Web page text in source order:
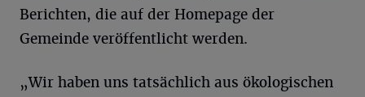
Berichten, die auf der Homepage der
Gemeinde veröffentlicht werden.
„Wir haben uns tatsächlich aus ökologischen